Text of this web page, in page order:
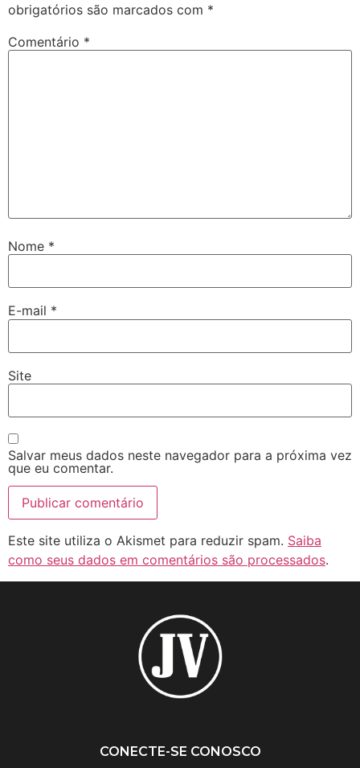
obrigatórios são marcados com *
Comentário *
Nome *
E-mail *
Site
Salvar meus dados neste navegador para a próxima vez
que eu comentar.
Este site utiliza o Akismet para reduzir spam. Saiba
como seus dados em comentários são processados.
CONECTE-SE CONOSCO